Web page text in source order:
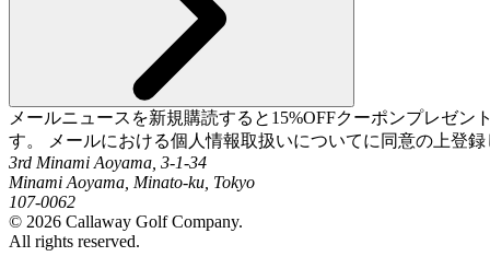
メールニュースを新規購読すると15%OFFクーポンプレゼ
す。 メールにおける個人情報取扱いについてに同意の上登
3rd Minami Aoyama, 3-1-34
Minami Aoyama, Minato-ku, Tokyo
107-0062
© 2026 Callaway Golf Company.
All rights reserved.